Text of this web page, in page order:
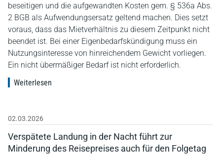
beseitigen und die aufgewandten Kosten gem. § 536a Abs.
2 BGB als Aufwendungsersatz geltend machen. Dies setzt
voraus, dass das Mietverhältnis zu diesem Zeitpunkt nicht
beendet ist. Bei einer Eigenbedarfskündigung muss ein
Nutzungsinteresse von hinreichendem Gewicht vorliegen.
Ein nicht übermäßiger Bedarf ist nicht erforderlich.
Weiterlesen
02.03.2026
Verspätete Landung in der Nacht führt zur
Minderung des Reisepreises auch für den Folgetag